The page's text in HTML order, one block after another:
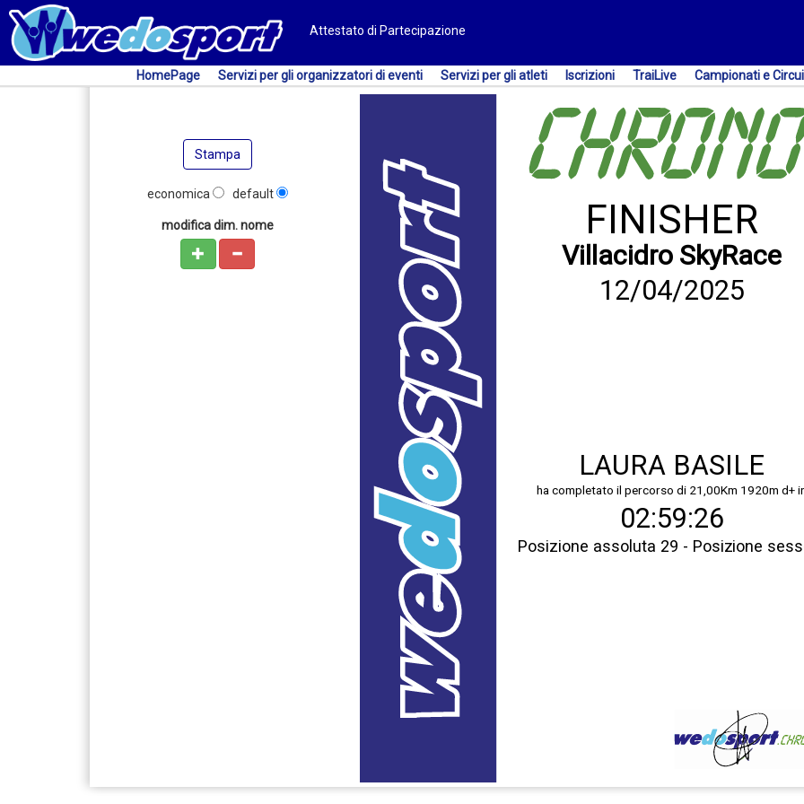
Attestato di Partecipazione
HomePage Servizi per gli organizzatori di eventi Servizi per gli atleti Iscrizioni TraiLive Campionati e
Stampa
economica default
modifica dim. nome FINISHER
Villacidro SkyRace
LAURA BASILE
ha completato il percorso di 21,00Km 1920m d+
Posizione assoluta 29 - Posizione
02:59:26
12/04/2025